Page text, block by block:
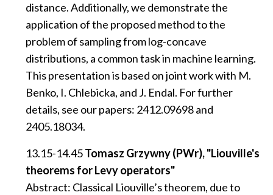
distance. Additionally, we demonstrate the
application of the proposed method to the
problem of sampling from log-concave
distributions, a common task in machine learning.
This presentation is based on joint work with M.
Benko, I. Chlebicka, and J. Endal. For further
details, see our papers: 2412.09698 and
2405.18034.
13.15-14.45Tomasz Grzywny (PWr), "Liouville's
theorems for Levy operators"
Abstract: Classical Liouville’s theorem, due to